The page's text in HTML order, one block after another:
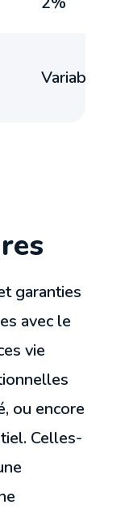
Variable
garanties
avec le
vie
ou encore
Celles-